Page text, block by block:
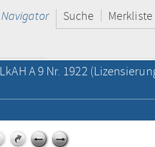
Navigator Suche Merkliste
A 9 Nr. 1922